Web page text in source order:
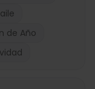
de Año